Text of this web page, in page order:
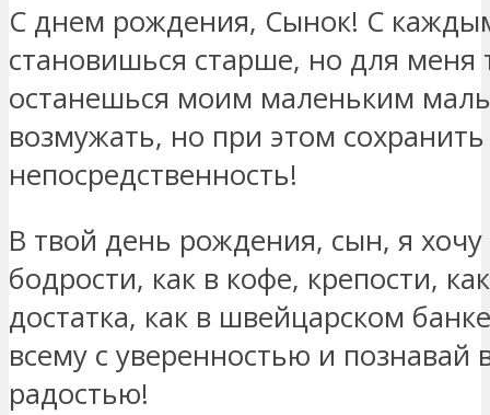
С днем рождения, Сынок! С
становишься старше, но для меня
останешься моим маленьким
возмужать, но при этом
непосредственность!
В твой день рождения, сын, я
бодрости, как в кофе, крепости,
достатка, как в швейцарском
всему с уверенностью и познавай
радостью!